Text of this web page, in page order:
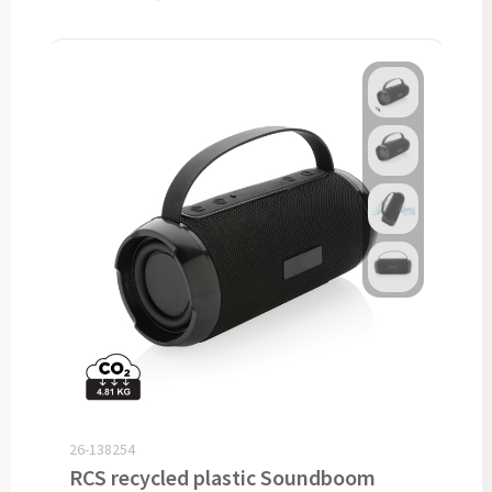
Chocolade & Bonbons bedrukken
Kauwgom bedrukken
Alle snoep artikelen
Koeken & Chips
Koekjes bedrukken
26-138254
RCS recycled plastic Soundboom